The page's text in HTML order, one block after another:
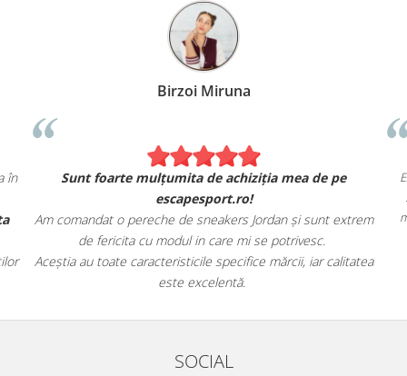
Alexandru Petcu
Am comandat 2 hanorace Nike. Se simt și arată exact ca în
magazinul fizic.
Am apreciat, de asemenea, livrarea rapidă și oferta
magazinului.
Recomand cu încredere escapesport.ro tuturor pasionaților
de încălțăminte sport!
Am
Aceștia
SOCIAL